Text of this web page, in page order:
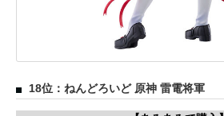
18位：ねんどろいど 原神 雷電将軍